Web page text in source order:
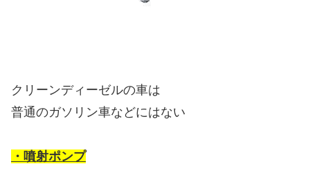
クリーンディーゼルの車は
普通のガソリン車などにはない
・噴射ポンプ